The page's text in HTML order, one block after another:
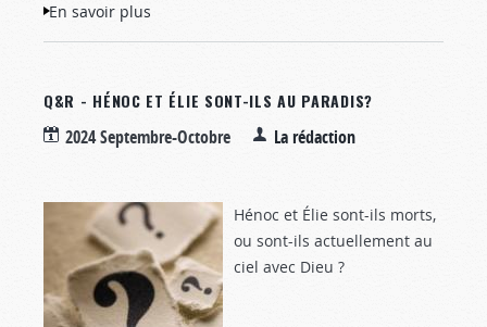
En savoir plus
Q&R - HÉNOC ET ÉLIE SONT-ILS AU PARADIS?
2024 Septembre-Octobre La rédaction
Hénoc et Élie sont-ils morts,
ou sont-ils actuellement au
ciel avec Dieu ?